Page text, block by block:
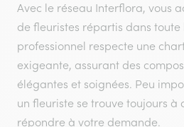
Avec le réseau Interflora, vous
de fleuristes répartis dans toute
professionnel respecte une
exigeante, assurant des
élégantes et soignées. Peu
un fleuriste se trouve toujours à
répondre à votre demande.